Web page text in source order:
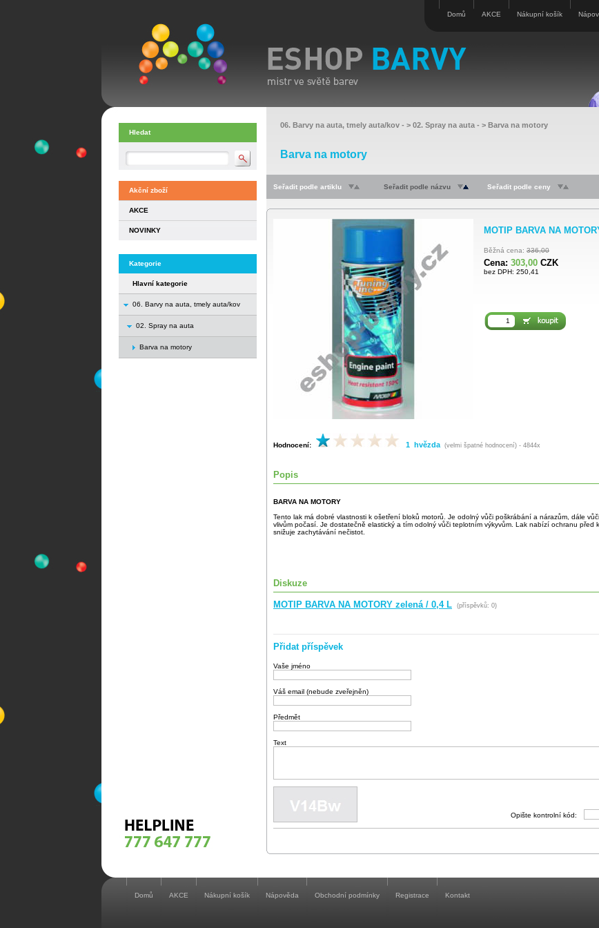
Domů AKCE Nákupní košík
Hledat
Akční zboží
AKCE
NOVINKY
Kategorie
Hlavní kategorie
06. Barvy na auta, tmely auta/kov
02. Spray na auta
Barva na motory
06. Barvy na auta, tmely auta/kov - > 02. Spray na auta - > Barva na motory
Barva na motory
Seřadit podle artiklu Seřadit podle názvu Seřadit podle ceny
MOTIP BARVA NA
Běžná cena: 336,00
Cena: 303,00 CZK
bez DPH: 250,41
Hodnocení: 1 hvězda (velmi špatné hodnocení) - 4844x
Popis
BARVA NA MOTORY
Tento lak má dobré vlastnosti k ošetření bloků motorů. Je odolný vůči poškrábání a nárazům, dále
vlivům počasí. Je dostatečně elastický a tím odolný vůči teplotním výkyvům. Lak nabízí ochranu před
snižuje zachytávání nečistot.
Diskuze
MOTIP BARVA NA MOTORY zelená / 0,4 L (příspěvků: 0)
Přidat příspěvek
Vaše jméno
Váš email (nebude zveřejněn)
Předmět
Text
Opište kontrolní kód:
Domů AKCE Nákupní košík Nápověda Obchodní podmínky Registrace Kontakt